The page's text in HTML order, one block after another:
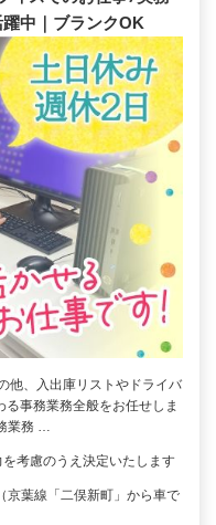
中｜ブランクOK
他、入出庫リストやドライバ
事務業務全般をお任せしま
業務 …
考慮のうえ決定いたします
京葉線「二俣新町」から車で